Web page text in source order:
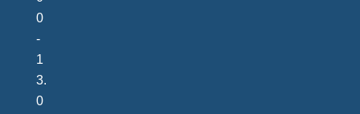
0
-
1
3.
0